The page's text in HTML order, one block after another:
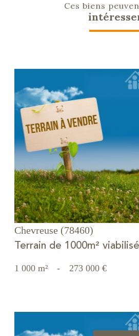
Ces biens
voir le
Chevreuse (78460)
Terrain de 1000m² viabilisé
1 000 m² - 273 000 €